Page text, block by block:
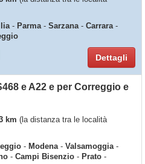
- Parma- Sarzana- Carrara-
Dettagli
e A22 e per Correggio e
km (la distanza tra le località
- Modena- Valsamoggia-
- Campi Bisenzio - Prato -